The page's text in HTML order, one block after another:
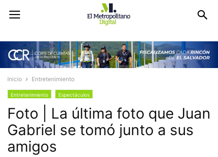
Inicio Entretenimiento
Entretenimiento Espectáculos
Foto | La última foto que Juan
Gabriel se tomó junto a sus
amigos